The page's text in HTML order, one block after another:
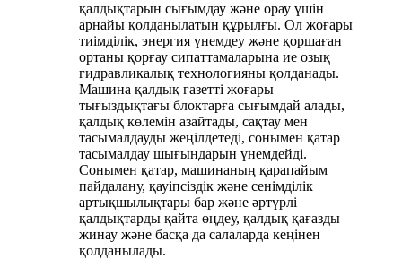
қалдықтарын сығымдау және орау үшін
арнайы қолданылатын құрылғы. Ол жоғары
тиімділік, энергия үнемдеу және қоршаған
ортаны қорғау сипаттамаларына ие озық
гидравликалық технологияны қолданады.
Машина қалдық газетті жоғары
тығыздықтағы блоктарға сығымдай алады,
қалдық көлемін азайтады, сақтау мен
тасымалдауды жеңілдетеді, сонымен қатар
тасымалдау шығындарын үнемдейді.
Сонымен қатар, машинаның қарапайым
пайдалану, қауіпсіздік және сенімділік
артықшылықтары бар және әртүрлі
қалдықтарды қайта өңдеу, қалдық қағазды
жинау және басқа да салаларда кеңінен
қолданылады.